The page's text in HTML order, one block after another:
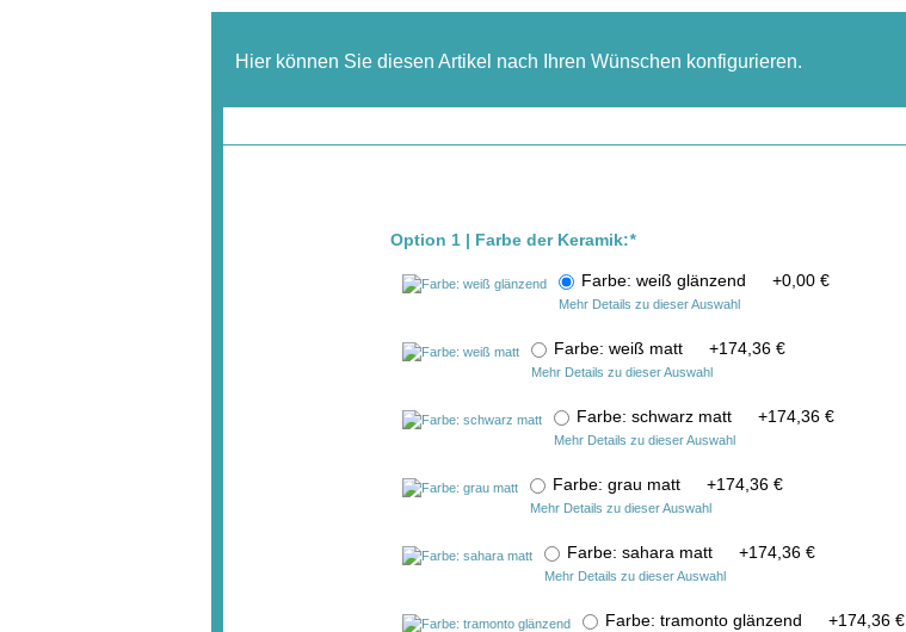
Hier können Sie diesen Artikel nach Ihren Wünschen konfigurieren.
Option 1 | Farbe der Keramik:*
Farbe: weiß glänzend +0,00 €
Mehr Details zu dieser Auswahl
Farbe: weiß matt +174,36 €
Mehr Details zu dieser Auswahl
Farbe: schwarz matt +174,36 €
Mehr Details zu dieser Auswahl
Farbe: grau matt +174,36 €
Mehr Details zu dieser Auswahl
Farbe: sahara matt +174,36 €
Mehr Details zu dieser Auswahl
Farbe: tramonto glänzend +174,36 €